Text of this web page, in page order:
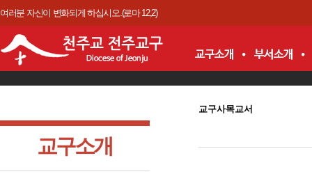
여러분 자신이 변화되게 하십시오.(로마 12,2)
교구소개
교구사목교서